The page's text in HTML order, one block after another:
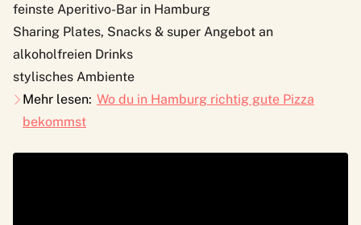
feinste Aperitivo-Bar in Hamburg
Sharing Plates, Snacks & super Angebot an
alkoholfreien Drinks
stylisches Ambiente
Mehr lesen: Wo du in Hamburg richtig gute Pizza
bekommst